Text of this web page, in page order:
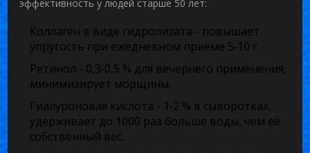
эффективность у людей старше 50 лет:
Коллаген в виде гидролизата - повышает
упругость при ежедневном приёме 5‑10 г.
Ретинол - 0,3‑0,5 % для вечернего применения,
минимизирует морщины.
Гиалуроновая кислота - 1‑2 % в сыворотках,
удерживает до 1000 раз больше воды, чем её
собственный вес.